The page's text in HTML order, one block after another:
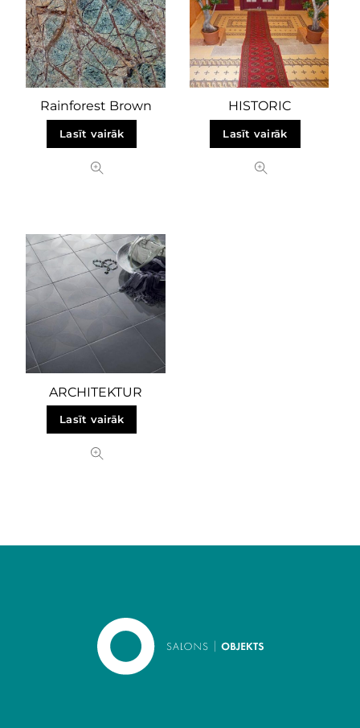
Rainforest Brown
Lasīt vairāk
HISTORIC
Lasīt vairāk
ARCHITEKTUR
Lasīt vairāk